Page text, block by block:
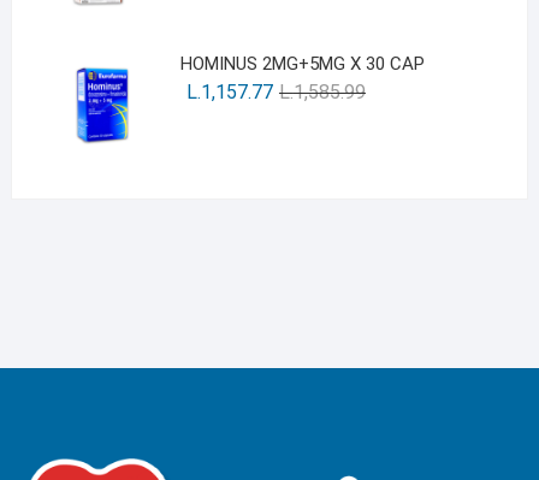
HOMINUS 2MG+5MG X 30 CAP
L.1,585.99
L.1,157.77